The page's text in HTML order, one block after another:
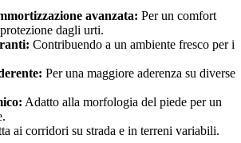
avanzata: Per un comfort
dagli urti.
Contribuendo a un ambiente fresco per i
Per una maggiore aderenza su diverse
Adatto alla morfologia del piede per un
ai corridori su strada e in terreni variabili.